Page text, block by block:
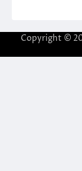
Copyright ©